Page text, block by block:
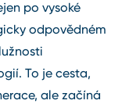
po vysoké
odpovědném
To je cesta,
ale začíná